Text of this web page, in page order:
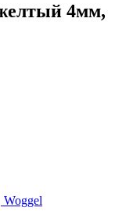
4мм,